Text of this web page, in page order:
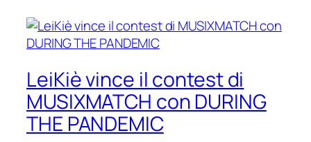
LeiKiè vince il contest di
MUSIXMATCH con DURING
THE PANDEMIC